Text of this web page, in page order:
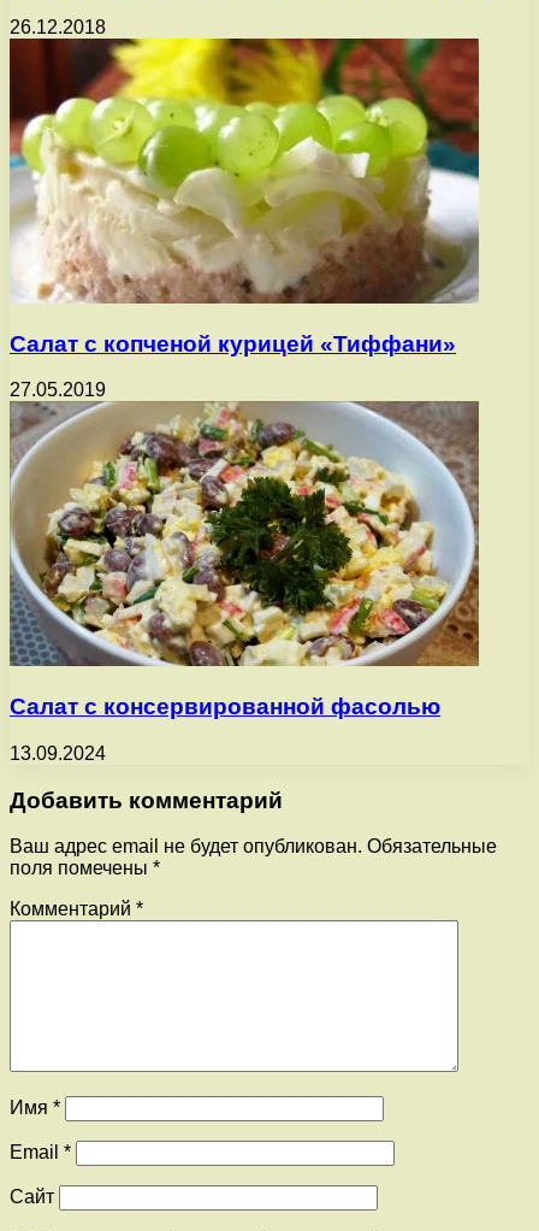
26.12.2018
Салат с копченой курицей «Тиффани»
27.05.2019
Салат с консервированной фасолью
13.09.2024
Добавить комментарий
Ваш адрес email не будет опубликован. Обязательные
поля помечены *
Комментарий *
Имя *
Email *
Сайт